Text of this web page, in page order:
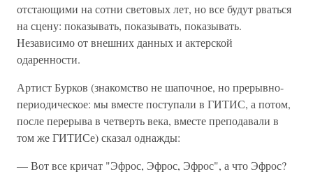
отстающими на сотни световых лет, но все будут рваться
на сцену: показывать, показывать, показывать.
Независимо от внешних данных и актерской
одаренности.
Артист Бурков (знакомство не шапочное, но прерывно-
периодическое: мы вместе поступали в ГИТИС, а потом,
после перерыва в четверть века, вместе преподавали в
том же ГИТИСе) сказал однажды:
— Вот все кричат "Эфрос, Эфрос, Эфрос", а что Эфрос?